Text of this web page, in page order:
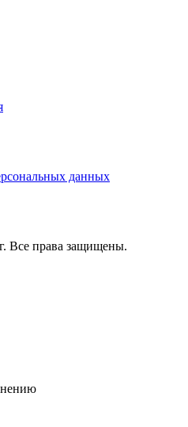
данных
Все права защищены.